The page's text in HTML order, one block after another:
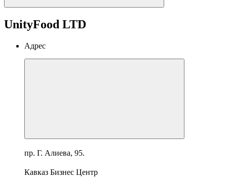
UnityFood LTD
Адрес
пр. Г. Алиева, 95.
Кавказ Бизнес Центр